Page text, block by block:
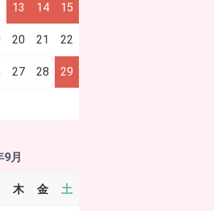
13 14 15
20 21 22
27 28 29
9月
木 金 土